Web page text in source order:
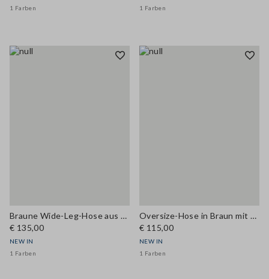
1 Farben
1 Farben
Braune Wide-Leg-Hose aus elastischem Leinen-Viskose-Mix
€ 135,00
NEW IN
1 Farben
Oversize-Hose in Braun mit elastischem Saum
€ 115,00
NEW IN
1 Farben